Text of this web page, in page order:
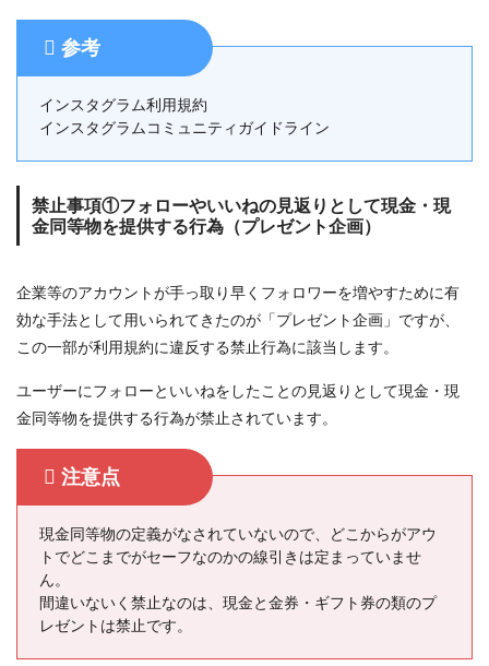
参考
インスタグラム利用規約
インスタグラムコミュニティガイドライン
禁止事項①フォローやいいねの見返りとして現金・現
金同等物を提供する行為（プレゼント企画）
企業等のアカウントが手っ取り早くフォロワーを増やすために有
効な手法として用いられてきたのが「プレゼント企画」ですが、
この一部が利用規約に違反する禁止行為に該当します。
ユーザーにフォローといいねをしたことの見返りとして現金・現
金同等物を提供する行為が禁止されています。
注意点
現金同等物の定義がなされていないので、どこからがアウ
トでどこまでがセーフなのかの線引きは定まっていませ
ん。
間違いないく禁止なのは、現金と金券・ギフト券の類のプ
レゼントは禁止です。